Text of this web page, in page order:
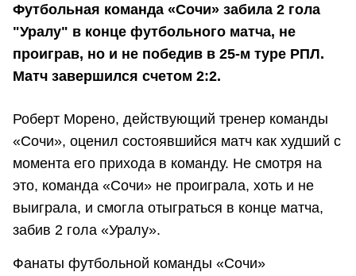
Футбольная команда «Сочи» забила 2 гола
"Уралу" в конце футбольного матча, не
проиграв, но и не победив в 25-м туре РПЛ.
Матч завершился счетом 2:2.
Роберт Морено, действующий тренер команды
«Сочи», оценил состоявшийся матч как худший с
момента его прихода в команду. Не смотря на
это, команда «Сочи» не проиграла, хоть и не
выиграла, и смогла отыграться в конце матча,
забив 2 гола «Уралу».
Фанаты футбольной команды «Сочи»